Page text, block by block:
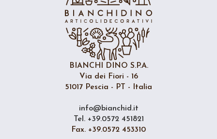
BIANCHI DINO S.P.A.
Via dei Fiori - 16
51017 Pescia - PT - Italia
info@bianchid.it
Tel. +39.0572 451821
Fax. +39.0572 453310